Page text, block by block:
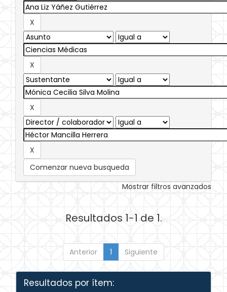
Comenzar nueva busqueda
Mostrar filtros avanzados
Resultados 1-1 de 1.
Anterior 1 Siguiente
Resultados por ítem: